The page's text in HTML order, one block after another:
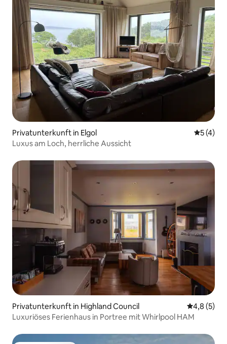
Privatunterkunft in Elgol
5 (4)
Luxus am Loch, herrliche Aussicht
Privatunterkunft in Highland Council
4,8 (5)
Luxuriöses Ferienhaus in Portree mit Whirlpool HAM